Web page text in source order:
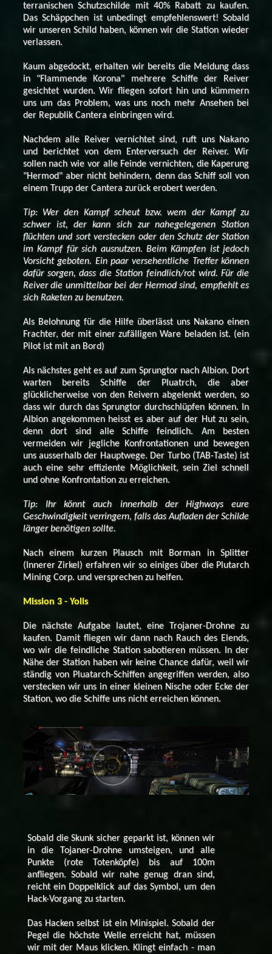
terranischen Schutzschilde mit 40% Rabatt zu kaufen.
Das Schäppchen ist unbedingt empfehlenswert! Sobald
wir unseren Schild haben, können wir die Station wieder
verlassen.
Kaum abgedockt, erhalten wir bereits die Meldung dass
in "Flammende Korona" mehrere Schiffe der Reiver
gesichtet wurden. Wir fliegen sofort hin und kümmern
uns um das Problem, was uns noch mehr Ansehen bei
der Republik Cantera einbringen wird.
Nachdem alle Reiver vernichtet sind, ruft uns Nakano
und berichtet von dem Enterversuch der Reiver. Wir
sollen nach wie vor alle Feinde vernichten, die Kaperung
"Hermod" aber nicht behindern, denn das Schiff soll von
einem Trupp der Cantera zurück erobert werden.
Tip: Wer den Kampf scheut bzw. wem der Kampf zu
schwer ist, der kann sich zur nahegelegenen Station
flüchten und sort verstecken oder den Schutz der Station
im Kampf für sich ausnutzen. Beim Kämpfen ist jedoch
Vorsicht geboten. Ein paar versehentliche Treffer können
dafür sorgen, dass die Station feindlich/rot wird. Für die
Reiver die unmittelbar bei der Hermod sind, empfiehlt es
sich Raketen zu benutzen.
Als Belohnung für die Hilfe überlässt uns Nakano einen
Frachter, der mit einer zufälligen Ware beladen ist. (ein
Pilot ist mit an Bord)
Als nächstes geht es auf zum Sprungtor nach Albion. Dort
warten bereits Schiffe der Pluatrch, die aber
glücklicherweise von den Reivern abgelenkt werden, so
dass wir durch das Sprungtor durchschlüpfen können. In
Albion angekommen heisst es aber auf der Hut zu sein,
denn dort sind alle Schiffe feindlich. Am besten
vermeiden wir jegliche Konfrontationen und bewegen
uns ausserhalb der Hauptwege. Der Turbo (TAB-Taste) ist
auch eine sehr effiziente Möglichkeit, sein Ziel schnell
und ohne Konfrontation zu erreichen.
Tip: Ihr könnt auch innerhalb der Highways eure
Geschwindigkeit verringern, falls das Aufladen der Schilde
länger benötigen sollte.
Nach einem kurzen Plausch mit Borman in Splitter
(Innerer Zirkel) erfahren wir so einiges über die Plutarch
Mining Corp. und versprechen zu helfen.
Mission 3 - Yolis
Die nächste Aufgabe lautet, eine Trojaner-Drohne zu
kaufen. Damit fliegen wir dann nach Rauch des Elends,
wo wir die feindliche Station sabotieren müssen. In der
Nähe der Station haben wir keine Chance dafür, weil wir
ständig von Pluatarch-Schiffen angegriffen werden, also
verstecken wir uns in einer kleinen Nische oder Ecke der
Station, wo die Schiffe uns nicht erreichen können.
Sobald die Skunk sicher geparkt ist, können wir
in die Tojaner-Drohne umsteigen, und alle
Punkte (rote Totenköpfe) bis auf 100m
anfliegen. Sobald wir nahe genug dran sind,
reicht ein Doppelklick auf das Symbol, um den
Hack-Vorgang zu starten.
Das Hacken selbst ist ein Minispiel. Sobald der
Pegel die höchste Welle erreicht hat, müssen
wir mit der Maus klicken. Klingt einfach - man